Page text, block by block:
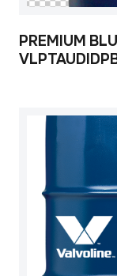
PREMIUM